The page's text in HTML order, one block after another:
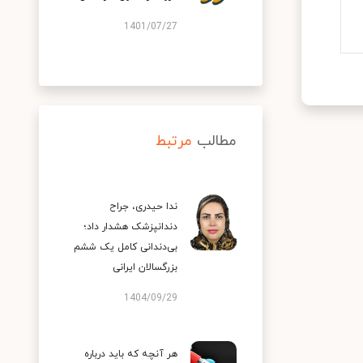
1401/07/27
مطالب مرتبط
ندا حیدری، جراح
دندانپزشک هشدار داد؛
بی‌دندانی کامل یک ششم
بزرگسالان ایرانی
1404/09/29
هر آنچه که باید درباره